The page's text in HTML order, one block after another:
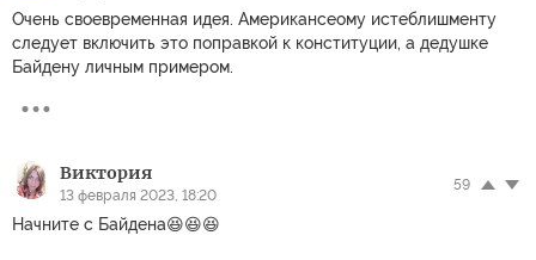
Очень своевременная идея. Американсеому истеблишменту
следует включить это поправкой к конституции, а дедушке
Байдену личным примером.
Виктория
13 февраля 2023, 18:20
59
Начните с Байдена😆😆😆